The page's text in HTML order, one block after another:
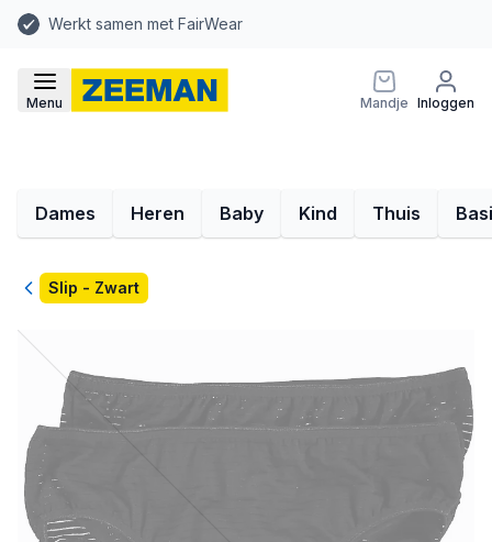
Werkt samen met FairWear
Menu Mandje Inloggen
Dames Heren Baby Kind Thuis
TerugSlip - Zwart